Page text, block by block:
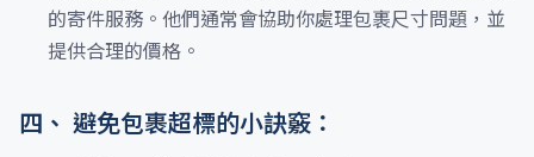
的寄件服務。他們通常會協助你處理包裹尺寸問題，並
提供合理的價格。
四、 避免包裹超標的小訣竅：